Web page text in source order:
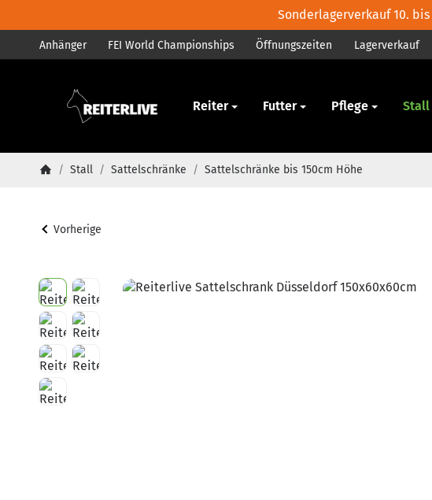
Sonderlagerverkauf 10. bis
Anhänger FEI World Championships Öffnungszeiten Lagerverkauf
Pferd Reiter Futter Pflege Stall
/ Stall / Sattelschränke / Sattelschränke bis 150cm Höhe
Vorherige